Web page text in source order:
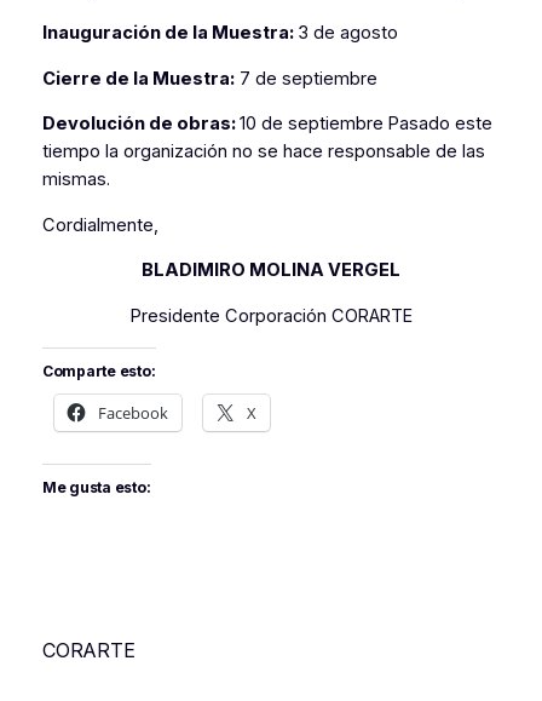
Inauguración de la Muestra: 3 de agosto
Cierre de la Muestra:7 de septiembre
Devolución de obras:10 de septiembre Pasado este
tiempo la organización no se hace responsable de las
mismas.
Cordialmente,
BLADIMIRO MOLINA VERGEL
Presidente Corporación CORARTE
Comparte esto:
Facebook X
Me gusta esto:
CORARTE